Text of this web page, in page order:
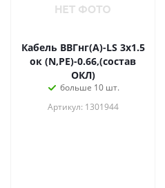
Кабель ВВГнг(А)-LS 3x1.5
ок (N,PE)-0.66,(состав
ОКЛ)
больше 10 шт.
Артикул: 1301944